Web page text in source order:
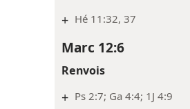
+ Hé 11:32, 37
Marc 12:6
Renvois
+ Ps 2:7; Ga 4:4; 1J 4:9